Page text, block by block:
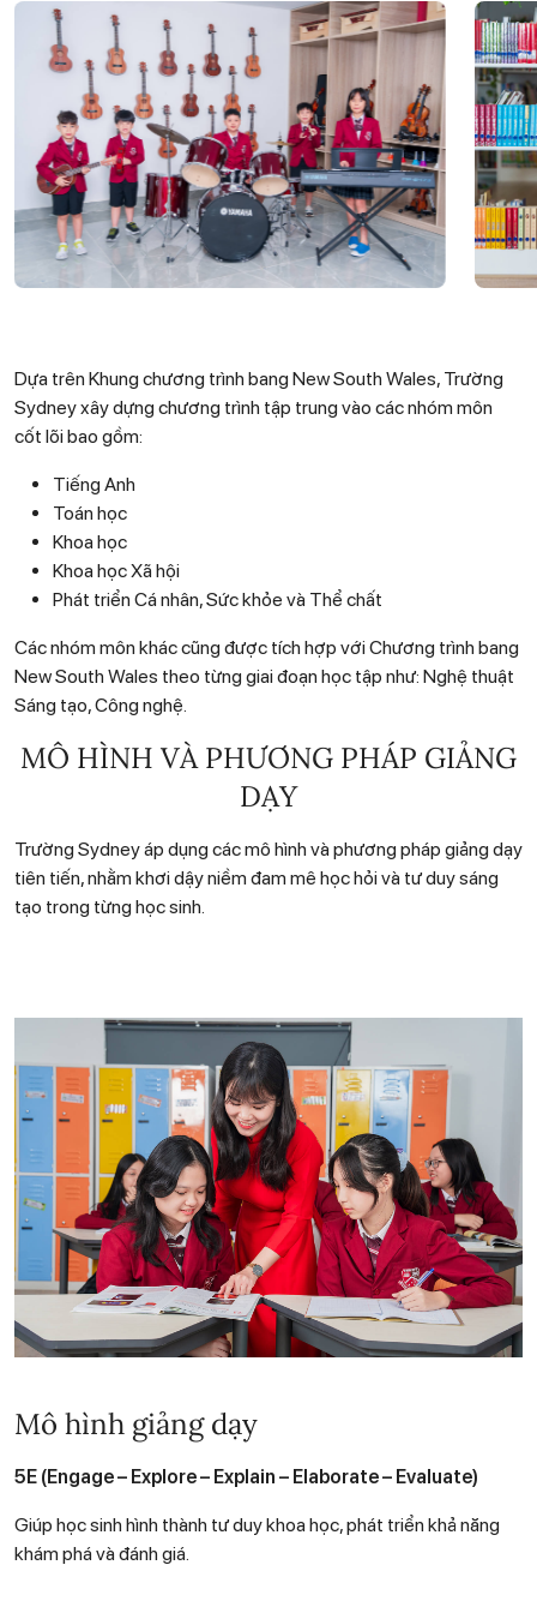
Dựa trên Khung chương trình bang New South Wales, Trường
Sydney xây dựng chương trình tập trung vào các nhóm môn
cốt lõi bao gồm:
Tiếng Anh
Toán học
Khoa học
Khoa học Xã hội
Phát triển Cá nhân, Sức khỏe và Thể chất
Các nhóm môn khác cũng được tích hợp với Chương trình bang
New South Wales theo từng giai đoạn học tập như: Nghệ thuật
Sáng tạo, Công nghệ.
MÔ HÌNH VÀ PHƯƠNG PHÁP GIẢNG
DẠY
Trường Sydney áp dụng các mô hình và phương pháp giảng dạy
tiên tiến, nhằm khơi dậy niềm đam mê học hỏi và tư duy sáng
tạo trong từng học sinh.
Mô hình giảng dạy
5E (Engage – Explore – Explain – Elaborate – Evaluate)
Giúp học sinh hình thành tư duy khoa học, phát triển khả năng
khám phá và đánh giá.